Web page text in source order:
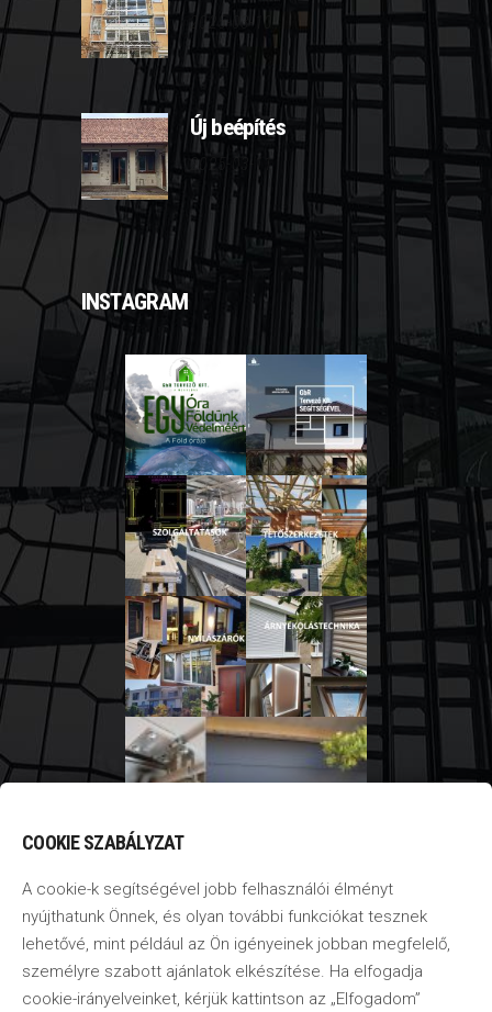
2025-03-10
Új beépítés
2025-03-11
INSTAGRAM
COOKIE SZABÁLYZAT
A cookie-k segítségével jobb felhasználói élményt
nyújthatunk Önnek, és olyan további funkciókat tesznek
lehetővé, mint például az Ön igényeinek jobban megfelelő,
személyre szabott ajánlatok elkészítése. Ha elfogadja
cookie-irányelveinket, kérjük kattintson az „Elfogadom”